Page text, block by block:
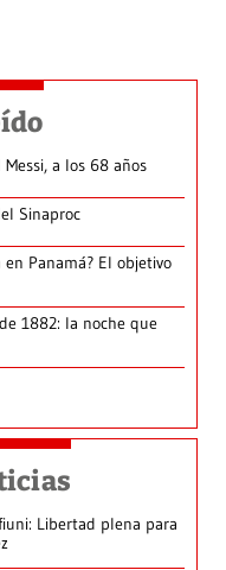
a los 68 años
Sinaproc
Panamá? El objetivo
1882: la noche que
Libertad plena para